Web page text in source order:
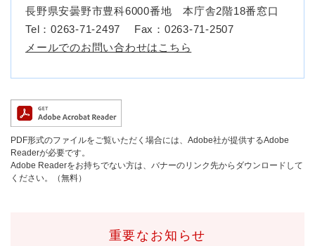
長野県安曇野市豊科6000番地 本庁舎2階18番窓口
Tel：0263-71-2497
Fax：0263-71-2507
メールでのお問い合わせはこちら
PDF形式のファイルをご覧いただく場合には、Adobe社が提供するAdobe
Readerが必要です。
Adobe Readerをお持ちでない方は、バナーのリンク先からダウンロードして
ください。（無料）
重要なお知らせ